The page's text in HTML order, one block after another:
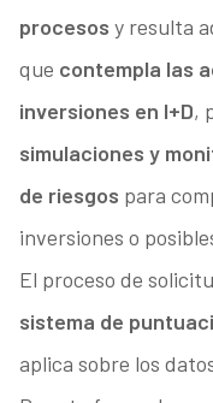
procesos y resulta
que contempla las
inversiones en I+D,
simulaciones y
de riesgos para
inversiones o
El proceso de
sistema de
aplica sobre los